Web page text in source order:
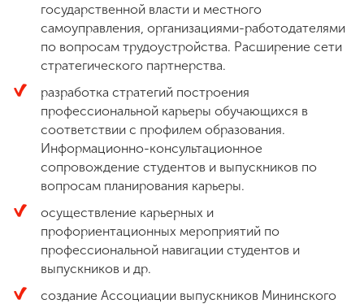
Сведения об
образовательной
организации
ENG SPN CHI
комиссия
+7 (831) 262-26-20
государственной власти и местного
самоуправления, организациями-работодателями
по вопросам трудоустройства. Расширение сети
стратегического партнерства.
разработка стратегий построения
профессиональной карьеры обучающихся в
соответствии с профилем образования.
Информационно-консультационное
сопровождение студентов и выпускников по
вопросам планирования карьеры.
осуществление карьерных и
профориентационных мероприятий по
профессиональной навигации студентов и
выпускников и др.
создание Ассоциации выпускников Мининского